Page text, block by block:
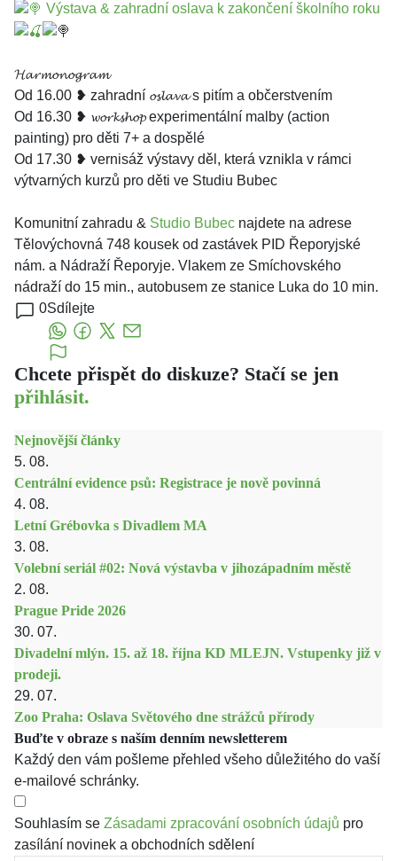
Výstava & zahradní oslava k zakončení školního roku
𝓗𝓪𝓻𝓶𝓸𝓷𝓸𝓰𝓻𝓪𝓶
Od 16.00 ❥ zahradní 𝓸𝓼𝓵𝓪𝓿𝓪 s pitím a občerstvením
Od 16.30 ❥ 𝔀𝓸𝓻𝓴𝓼𝓱𝓸𝓹 experimentální malby (action
painting) pro děti 7+ a dospělé
Od 17.30 ❥ vernisáž výstavy děl, která vznikla v rámci
výtvarných kurzů pro děti ve Studiu Bubec
Komunitní zahradu & Studio Bubec najdete na adrese
Tělovýchovná 748 kousek od zastávek PID Řeporyjské
nám. a Nádraží Řeporyje. Vlakem ze Smíchovského
nádraží do 15 min., autobusem ze stanice Luka do 10 min.
0Sdílejte
Chcete přispět do diskuze? Stačí se jen
přihlásit.
Nejnovější články
5. 08.
Centrální evidence psů: Registrace je nově povinná
4. 08.
Letní Grébovka s Divadlem MA
3. 08.
Volební seriál #02: Nová výstavba v jihozápadním městě
2. 08.
Prague Pride 2026
30. 07.
Divadelní mlýn. 15. až 18. října KD MLEJN. Vstupenky již v
prodeji.
29. 07.
Zoo Praha: Oslava Světového dne strážců přírody
Buďte v obraze s naším denním newsletterem
Každý den vám pošleme přehled všeho důležitého do vaší
e-mailové schránky.
Souhlasím se Zásadami zpracování osobních údajů pro
zasílání novinek a obchodních sdělení